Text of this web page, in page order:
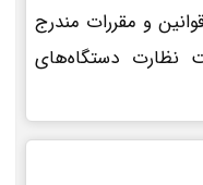
و مقررات مندرج
نظارت دستگاه‌های